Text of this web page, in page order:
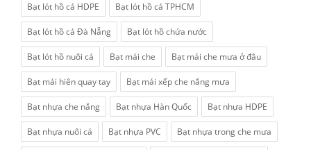
Bạt lót hồ cá HDPE Bạt lót hồ cá TPHCM
Bạt lót hồ cá Đà Nẵng Bạt lót hồ chứa nước
Bạt lót hồ nuôi cá Bạt mái che Bạt mái che mưa ở đâu
Bạt mái hiên quay tay Bạt mái xếp che nắng mưa
Bạt nhựa che nắng Bạt nhựa Hàn Quốc Bạt nhựa HDPE
Bạt nhựa nuôi cá Bạt nhựa PVC Bạt nhựa trong che mưa